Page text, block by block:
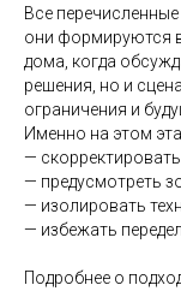
Все
они формируются
дома, когда
решения, но и
ограничения и
Именно на этом
—
— предусмотреть
— изолировать
— избежать
Подробнее о